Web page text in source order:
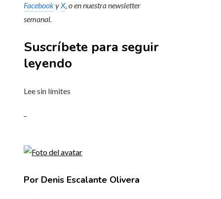
FacebookyX, o ennuestra newsletter
semanal.
Suscríbete para seguir
leyendo
Lee sin límites
Por Denis Escalante Olivera